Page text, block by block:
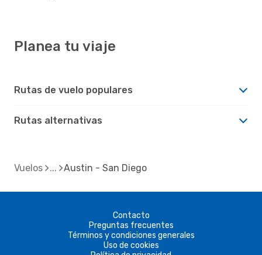
Planea tu viaje
Rutas de vuelo populares
Rutas alternativas
Vuelos Austin - San Diego
Contacto
Preguntas frecuentes
Términos y condiciones generales
Uso de cookies